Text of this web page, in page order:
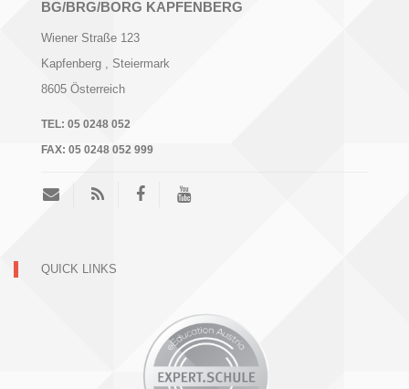
BG/BRG/BORG KAPFENBERG
Wiener Straße 123
Kapfenberg
, Steiermark
8605 Österreich
TEL: 05 0248 052
FAX: 05 0248 052 999
QUICK LINKS